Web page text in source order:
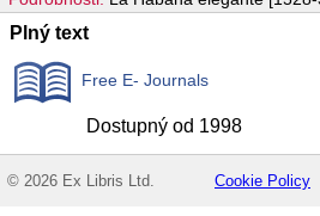
Plný text
Free E- Journals
Dostupný od 1998
© 2026 Ex Libris Ltd. Cookie Policy